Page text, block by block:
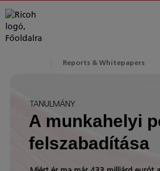
Reports & Whitepapers
TANULMÁNY
A munkahelyi
felszabadítása